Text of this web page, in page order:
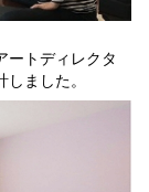
ートディレクタ
ました。